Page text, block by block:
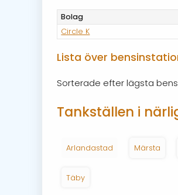
Bolag
Circle K
Lista över
Sorterade efter lägsta
Tankställen i
Arlandastad Märsta
Täby